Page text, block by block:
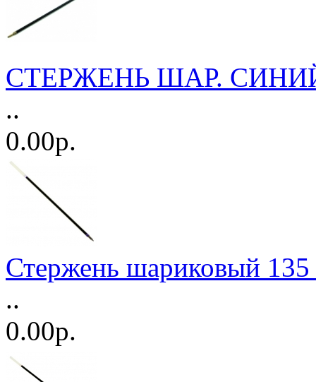
СТЕРЖЕНЬ ШАР.
..
0.00р.
Стержень шариковый
..
0.00р.